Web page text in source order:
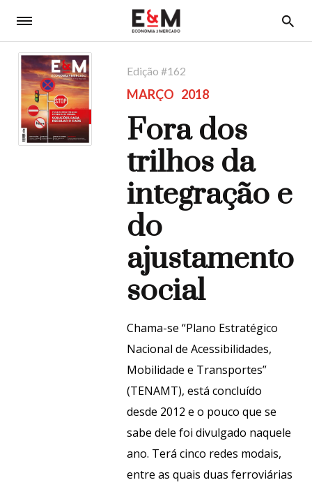
5
Edição #162
MARÇO 2018
Fora dos
trilhos da
integração e
do
ajustamento
social
Chama-se “Plano Estratégico
Nacional de Acessibilidades,
Mobilidade e Transportes”
(TENAMT), está concluído
desde 2012 e o pouco que se
sabe dele foi divulgado naquele
ano. Terá cinco redes modais,
entre as quais duas ferroviárias